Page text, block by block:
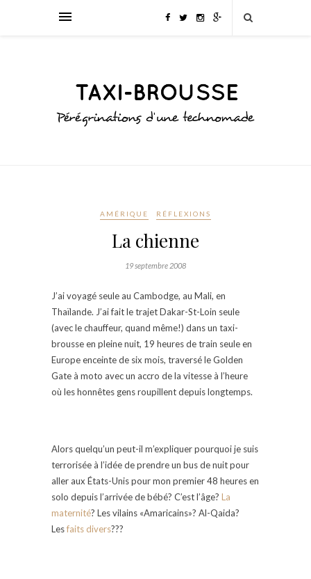
AMÉRIQUE RÉFLEXIONS
La chienne
19 septembre 2008
J’ai voyagé seule au Cambodge, au Mali, en
Thaïlande. J’ai fait le trajet Dakar-St-Loin seule
(avec le chauffeur, quand même!) dans un taxi-
brousse en pleine nuit, 19 heures de train seule en
Europe enceinte de six mois, traversé le Golden
Gate à moto avec un accro de la vitesse à l’heure
où les honnêtes gens roupillent depuis longtemps.
Alors quelqu’un peut-il m’expliquer pourquoi je suis
terrorisée à l’idée de prendre un bus de nuit pour
aller aux États-Unis pour mon premier 48 heures en
solo depuis l’arrivée de bébé? C’est l’âge? La
maternité? Les vilains «Amaricains»? Al-Qaida?
Lesfaits divers???